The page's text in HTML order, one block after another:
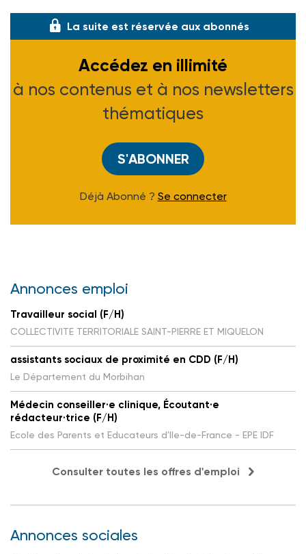
La suite est réservée aux abonnés
Accédez en illimité
à nos contenus et à nos newsletters
thématiques
S'ABONNER
Déjà Abonné ? Se connecter
Annonces emploi
Travailleur social (F/H)
COLLECTIVITE TERRITORIALE SAINT-PIERRE ET MIQUELON
assistants sociaux de proximité en CDD (F/H)
Le Département du Morbihan
Médecin conseiller·e clinique, Écoutant·e
rédacteur·trice (F/H)
Ecole des Parents et Educateurs d'Ile-de-France - EPE IDF
Consulter toutes les offres d'emploi
Annonces sociales